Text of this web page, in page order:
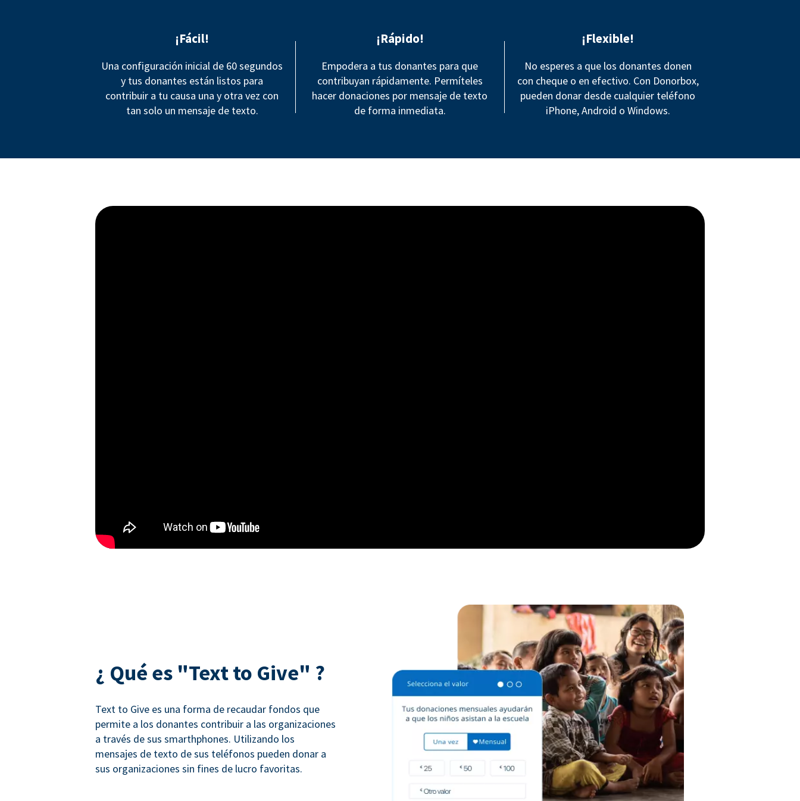
¡Fácil!
Una configuración inicial de 60 segundos
y tus donantes están listos para
contribuir a tu causa una y otra vez con
tan solo un mensaje de texto.
¡Rápido!
Empodera a tus donantes para que
contribuyan rápidamente. Permíteles
hacer donaciones por mensaje de texto
de forma inmediata.
¡Flexible!
No esperes a que los donantes donen
con cheque o en efectivo. Con Donorbox,
pueden donar desde cualquier teléfono
iPhone, Android o Windows.
¿ Qué es "Text to Give" ?
Text to Give es una forma de recaudar fondos que
permite a los donantes contribuir a las organizaciones
a través de sus smarthphones. Utilizando los
mensajes de texto de sus teléfonos pueden donar a
sus organizaciones sin fines de lucro favoritas.